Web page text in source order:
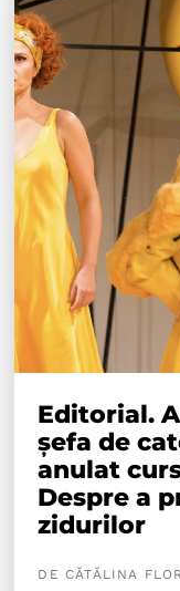
Editorial.
șefa de
anulat
Despre a
zidurilor
DE CĂTĂLINA